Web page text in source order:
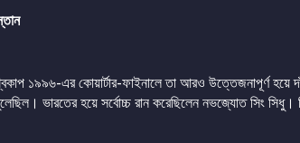
১৯৯৬-এর কোয়ার্টার-ফাইনালে তা আরও উত্তেজনাপূর্ণ হয়ে
ভারতের হয়ে সর্বোচ্চ রান করেছিলেন নভজ্যোত সিং সিধু।